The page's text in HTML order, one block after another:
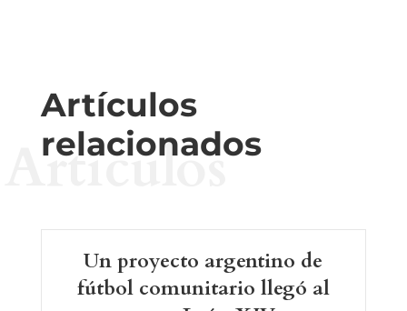
Artículos
relacionados
Artículos
Un proyecto argentino de
fútbol comunitario llegó al